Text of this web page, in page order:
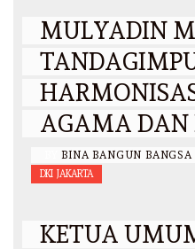
MULYADIN
AGAMA DAN
BINA BANGUN BANGSA
DKI JAKARTA
KETUA